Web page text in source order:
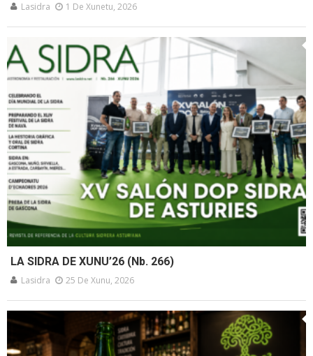
Lasidra 1 De Xunetu, 2026
LA SIDRA DE XUNU’26 (Nb. 266)
Lasidra 25 De Xunu, 2026